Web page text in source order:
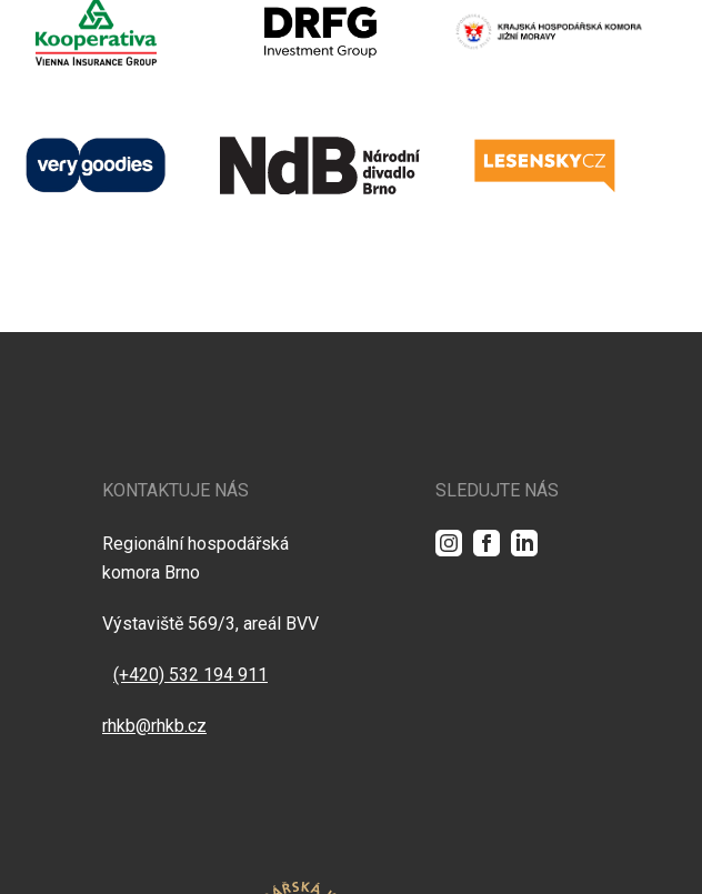
KONTAKTUJE NÁS
Regionální hospodářská
komora Brno
Výstaviště 569/3, areál BVV
(+420) 532 194 911
rhkb@rhkb.cz
SLEDUJTE NÁS
InstagramFacebookLinkedIn